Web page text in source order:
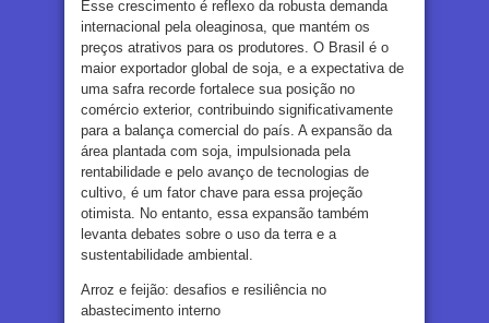
Esse crescimento é reflexo da robusta demanda
internacional pela oleaginosa, que mantém os
preços atrativos para os produtores. O Brasil é o
maior exportador global de soja, e a expectativa de
uma safra recorde fortalece sua posição no
comércio exterior, contribuindo significativamente
para a balança comercial do país. A expansão da
área plantada com soja, impulsionada pela
rentabilidade e pelo avanço de tecnologias de
cultivo, é um fator chave para essa projeção
otimista. No entanto, essa expansão também
levanta debates sobre o uso da terra e a
sustentabilidade ambiental.
Arroz e feijão: desafios e resiliência no
abastecimento interno